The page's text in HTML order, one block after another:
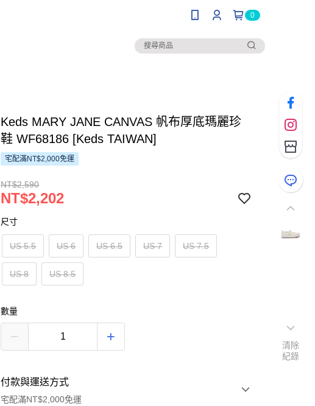
0
Keds MARY JANE CANVAS 帆布厚底瑪麗珍
鞋 WF68186 [Keds TAIWAN]
宅配滿NT$2,000免運
NT$2,590
NT$2,202
尺寸
US 5.5 US 6 US 6.5 US 7 US 7.5
US 8 US 8.5
數量
付款與運送方式
宅配滿NT$2,000免運
清除
紀錄